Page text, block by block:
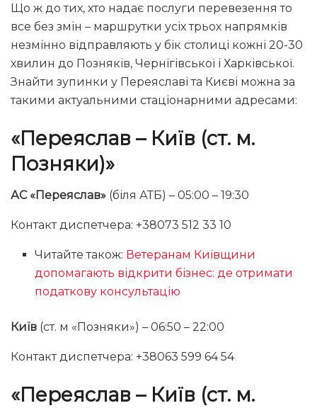
Що ж до тих, хто надає послуги перевезення то
все без змін – маршрутки усіх трьох напрямків
незмінно відправляють у бік столиці кожні 20-30
хвилин до Позняків, Чернігівської і Харківської.
Знайти зупинки у Переяславі та Києві можна за
такими актуальними стаціонарними адресами:
«Переяслав – Київ (ст. м.
Позняки)»
АС «Переяслав» (біля АТБ) – 05:00 – 19:30
Контакт диспетчера: +38073 512 33 10
Читайте також: Ветеранам Київщини
допомагають відкрити бізнес: де отримати
податкову консультацію
Київ (ст. м «Позняки») – 06:50 – 22:00
Контакт диспетчера: +38063 599 64 54
«Переяслав – Київ (ст. м.